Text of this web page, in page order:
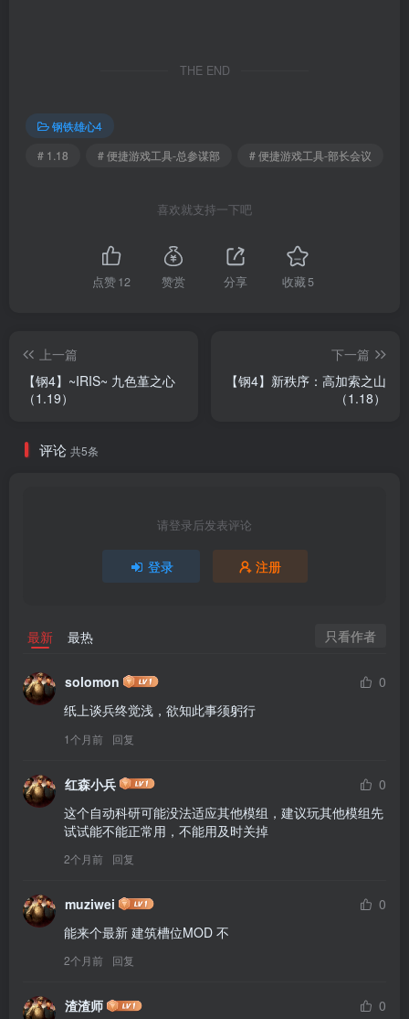
THE END
钢铁雄心4
# 1.18
# 便捷游戏工具-总参谋部 # 便捷游戏工具-部长会议
喜欢就支持一下吧
点赞12 赞赏 分享 收藏5
上一篇
【钢4】~IRIS~ 九色堇之心
（1.19）
下一篇
【钢4】新秩序：高加索之山
（1.18）
评论 共5条
请登录后发表评论
登录 注册
最新 最热 只看作者
solomon
0
纸上谈兵终觉浅，欲知此事须躬行
1个月前 回复
红森小兵
0
这个自动科研可能没法适应其他模组，建议玩其他模组先
试试能不能正常用，不能用及时关掉
2个月前 回复
muziwei
0
能来个最新 建筑槽位MOD 不
2个月前 回复
渣渣师 0